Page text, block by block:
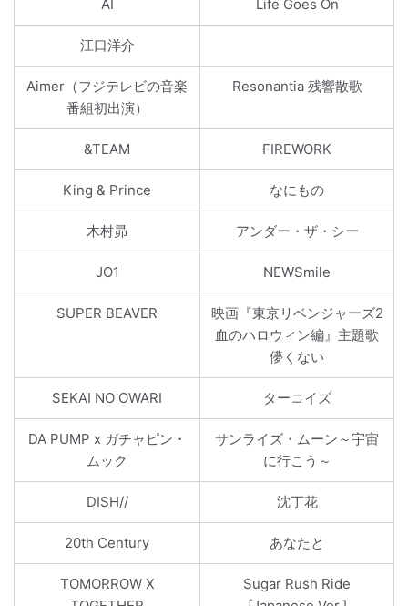
AI Life Goes On
江口洋介
Aimer（フジテレビの音楽
番組初出演）
Resonantia 残響散歌
&TEAM FIREWORK
King & Prince なにもの
木村昴 アンダー・ザ・シー
JO1 NEWSmile
SUPER BEAVER
映画『東京リベンジャーズ2
血のハロウィン編』主題歌
儚くない
SEKAI NO OWARI ターコイズ
DA PUMP x ガチャピン・
ムック
サンライズ・ムーン～宇宙
に行こう～
DISH// 沈丁花
20th Century あなたと
TOMORROW X
Sugar Rush Ride